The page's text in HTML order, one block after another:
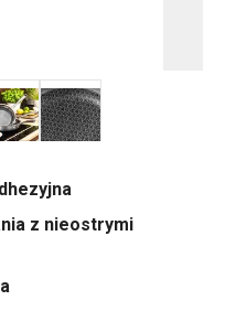
z nieostrymi